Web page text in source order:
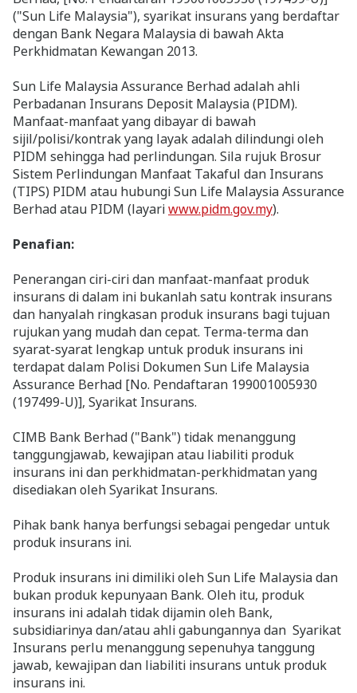
("Sun Life Malaysia"), syarikat insurans yang berdaftar
dengan Bank Negara Malaysia di bawah Akta
Perkhidmatan Kewangan 2013.
Sun Life Malaysia Assurance Berhad adalah ahli
Perbadanan Insurans Deposit Malaysia (PIDM).
Manfaat-manfaat yang dibayar di bawah
sijil/polisi/kontrak yang layak adalah dilindungi oleh
PIDM sehingga had perlindungan. Sila rujuk Brosur
Sistem Perlindungan Manfaat Takaful dan Insurans
(TIPS) PIDM atau hubungi Sun Life Malaysia Assurance
Berhad atau PIDM (layariwww.pidm.gov.my).
Penafian:
Penerangan ciri-ciri dan manfaat-manfaat produk
insurans di dalam ini bukanlah satu kontrak insurans
dan hanyalah ringkasan produk insurans bagi tujuan
rujukan yang mudah dan cepat. Terma-terma dan
syarat-syarat lengkap untuk produk insurans ini
terdapat dalam Polisi Dokumen Sun Life Malaysia
Assurance Berhad [No. Pendaftaran 199001005930
(197499-U)], Syarikat Insurans.
CIMB Bank Berhad ("Bank") tidak menanggung
tanggungjawab, kewajipan atau liabiliti produk
insurans ini dan perkhidmatan-perkhidmatan yang
disediakan oleh Syarikat Insurans.
Pihak bank hanya berfungsi sebagai pengedar untuk
produk insurans ini.
Produk insurans ini dimiliki oleh Sun Life Malaysia dan
bukan produk kepunyaan Bank. Oleh itu, produk
insurans ini adalah tidak dijamin oleh Bank,
subsidiarinya dan/atau ahli gabungannya dan Syarikat
Insurans perlu menanggung sepenuhya tanggung
jawab, kewajipan dan liabiliti insurans untuk produk
insurans ini.